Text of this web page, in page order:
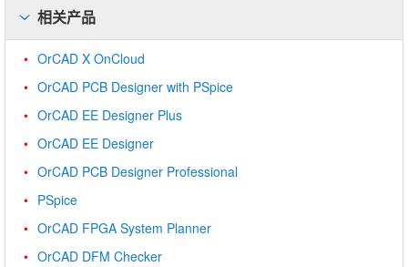
相关产品
OrCAD X OnCloud
OrCAD PCB Designer with PSpice
OrCAD EE Designer Plus
OrCAD EE Designer
OrCAD PCB Designer Professional
PSpice
OrCAD FPGA System Planner
OrCAD DFM Checker